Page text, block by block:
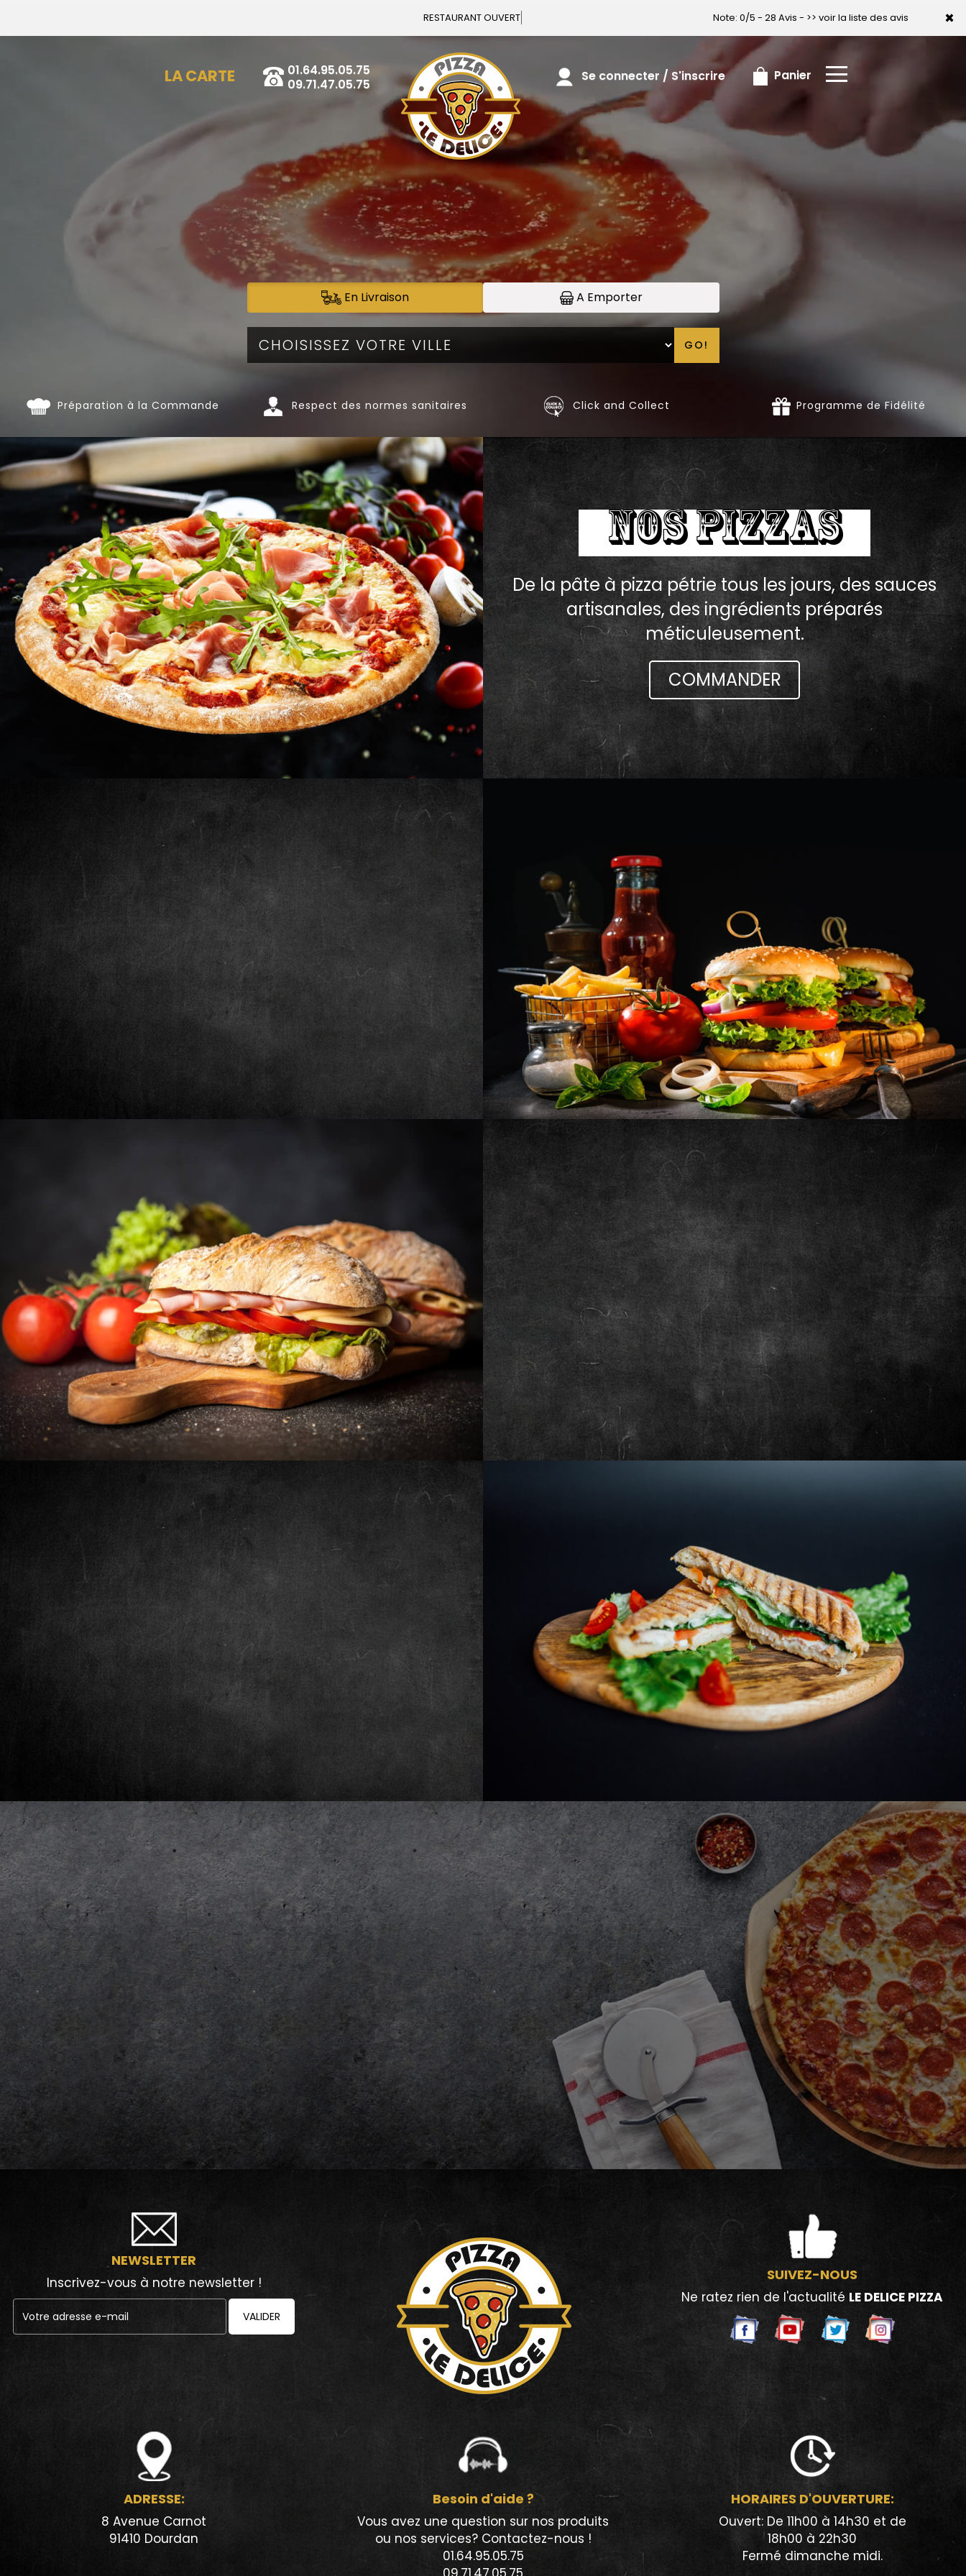
×
Vous pouv Note: 0/5 - 28 Avis - >> voir la liste des avis
LA CARTE
01.64.95.05.75
09.71.47.05.75
Se connecter / S'inscrire Panier
×
En Livraison A Emporter
GO!
Préparation à la Commande Respect des normes sanitaires Click and Collect Programme de Fidélité
NOS PIZZAS
De la pâte à pizza pétrie tous les jours, des sauces
artisanales, des ingrédients préparés
méticuleusement.
COMMANDER
NEWSLETTER
Inscrivez-vous à notre newsletter !
VALIDER
SUIVEZ-NOUS
Ne ratez rien de l'actualité LE DELICE PIZZA
ADRESSE:
8 Avenue Carnot
91410 Dourdan
Besoin d'aide ?
Vous avez une question sur nos produits
ou nos services? Contactez-nous !
01.64.95.05.75
HORAIRES D'OUVERTURE:
Ouvert: De 11h00 à 14h30 et de
18h00 à 22h30
Fermé dimanche midi.